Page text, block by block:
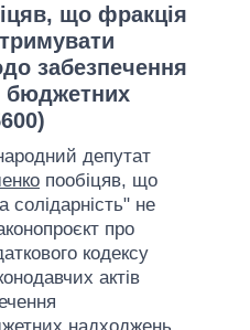
що фракція
забезпечення
бюджетних
депутат
пообіцяв, що
солідарність" не
про
кодексу
актів